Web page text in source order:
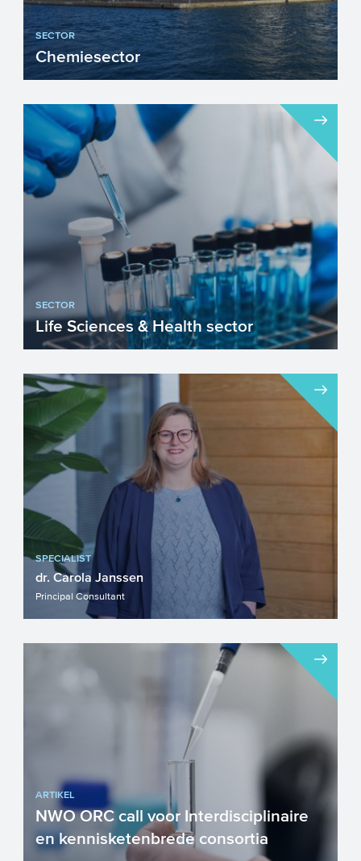
SECTOR
Chemiesector
De chemiesector staat de komende jaren
voor een groot aantal belangrijke
uitdagingen. Innovatie (inn...
SECTOR
Life Sciences & Health sector
In de Nederlandse gezondheidszorg is
het vanzelfsprekend dat men zich richt op
de persoon en niet op...
SPECIALIST
dr. Carola Janssen
Principal Consultant
ARTIKEL
NWO ORC call voor Interdisciplinaire
en kennisketenbrede consortia